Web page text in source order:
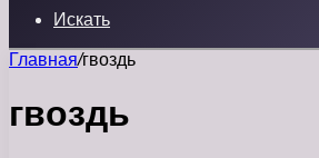
Искать
Главная/гвоздь
гвоздь